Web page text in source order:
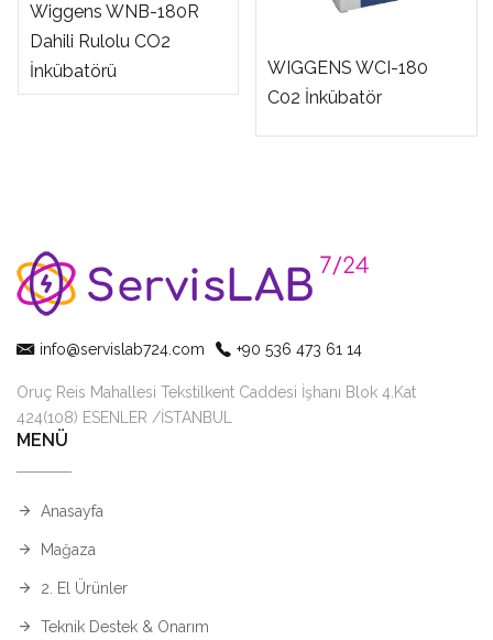
Wiggens WNB-180R
Dahili Rulolu CO2
İnkübatörü
WIGGENS WCI-180
C02 İnkübatör
info@servislab724.com +90 536 473 61 14
Oruç Reis Mahallesi Tekstilkent Caddesi İşhanı Blok 4.Kat
424(108) ESENLER /İSTANBUL
MENÜ
Anasayfa
Mağaza
2. El Ürünler
Teknik Destek & Onarım